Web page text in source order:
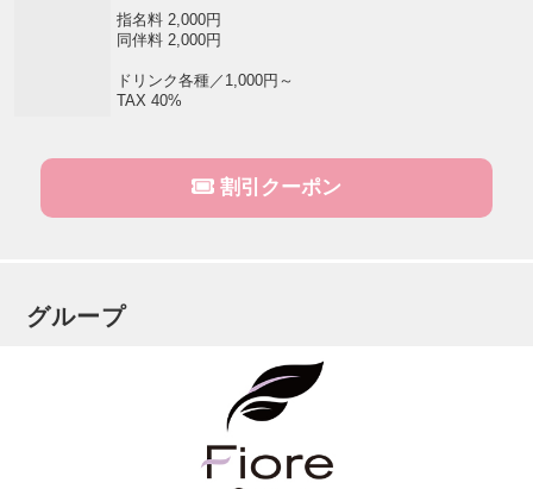
指名料 2,000円
同伴料 2,000円
ドリンク各種／1,000円～
TAX 40%
割引クーポン
グループ